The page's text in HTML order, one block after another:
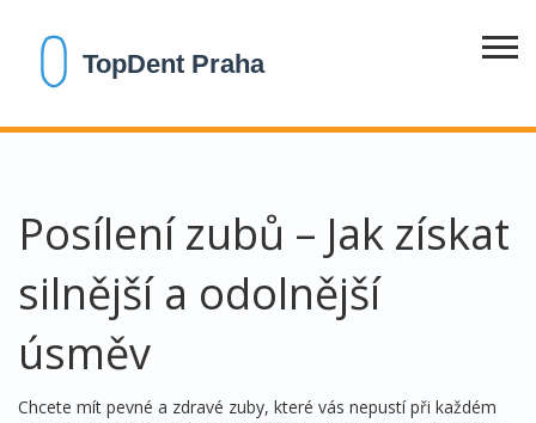
Posílení zubů – Jak získat
silnější a odolnější
úsměv
Chcete mít pevné a zdravé zuby, které vás nepustí při každém